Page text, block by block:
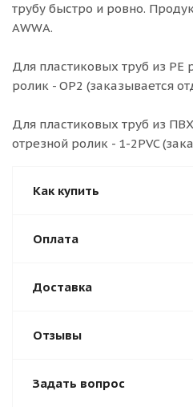
трубу быстро и ровно.
AWWA.
Для пластиковых труб из
ролик - OP2 (заказывается
Для пластиковых труб из
отрезной ролик - 1-2PVC
Как купить
Оплата
Доставка
Отзывы
Задать вопрос